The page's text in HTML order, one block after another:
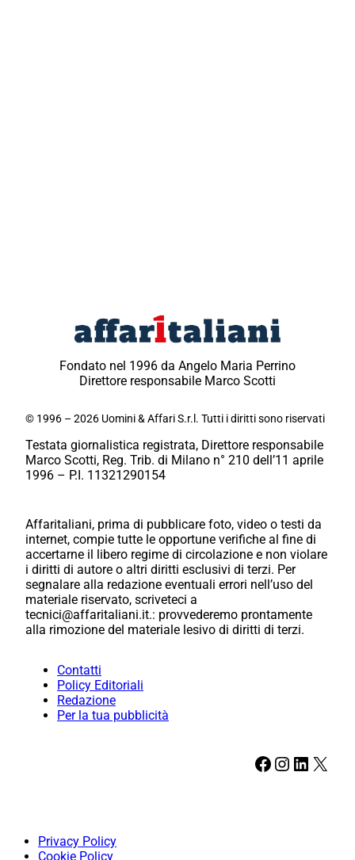
Fondato nel 1996 da Angelo Maria Perrino
Direttore responsabile Marco Scotti
© 1996 – 2026 Uomini & Affari S.r.l. Tutti i diritti sono riservati
Testata giornalistica registrata, Direttore responsabile
Marco Scotti, Reg. Trib. di Milano n° 210 dell’11 aprile
1996 – P.I. 11321290154
Affaritaliani, prima di pubblicare foto, video o testi da
internet, compie tutte le opportune verifiche al fine di
accertarne il libero regime di circolazione e non violare
i diritti di autore o altri diritti esclusivi di terzi. Per
segnalare alla redazione eventuali errori nell’uso del
materiale riservato, scriveteci a
tecnici@affaritaliani.it.: provvederemo prontamente
alla rimozione del materiale lesivo di diritti di terzi.
Contatti
Policy Editoriali
Redazione
Per la tua pubblicità
Facebook Instagram LinkedIn X
Privacy Policy
Cookie Policy